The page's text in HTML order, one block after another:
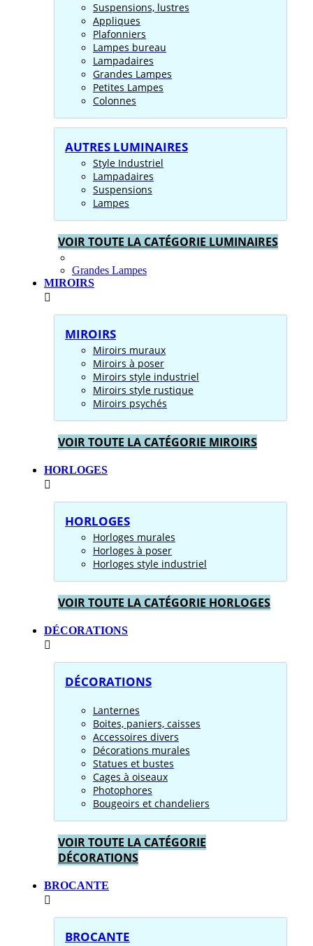
Suspensions, lustres
Appliques
Plafonniers
Lampes bureau
Lampadaires
Grandes Lampes
Petites Lampes
Colonnes
AUTRES LUMINAIRES
Style Industriel
Lampadaires
Suspensions
Lampes
VOIR TOUTE LA CATÉGORIE LUMINAIRES
Grandes Lampes
MIROIRS
MIROIRS
Miroirs muraux
Miroirs à poser
Miroirs style industriel
Miroirs style rustique
Miroirs psychés
VOIR TOUTE LA CATÉGORIE MIROIRS
HORLOGES
HORLOGES
Horloges murales
Horloges à poser
Horloges style industriel
VOIR TOUTE LA CATÉGORIE HORLOGES
DÉCORATIONS
DÉCORATIONS
Lanternes
Boites, paniers, caisses
Accessoires divers
Décorations murales
Statues et bustes
Cages à oiseaux
Photophores
Bougeoirs et chandeliers
VOIR TOUTE LA CATÉGORIE
DÉCORATIONS
BROCANTE
BROCANTE